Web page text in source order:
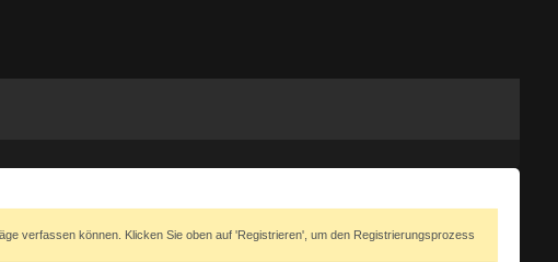
verfassen können. Klicken Sie oben auf 'Registrieren', um den Registrierungsprozess